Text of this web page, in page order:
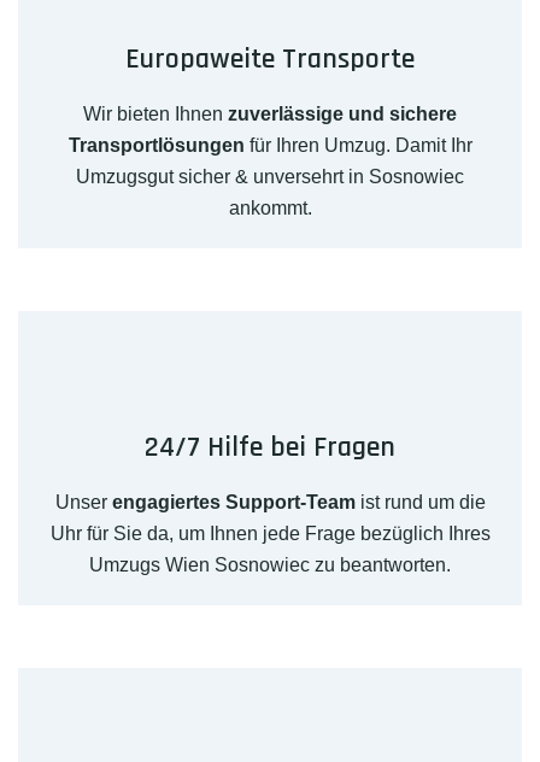
Europaweite Transporte
Wir bieten Ihnen zuverlässige und sichere
Transportlösungen für Ihren Umzug. Damit Ihr
Umzugsgut sicher & unversehrt in Sosnowiec
ankommt.
24/7 Hilfe bei Fragen
Unser engagiertes Support-Teamist rund um die
Uhr für Sie da, um Ihnen jede Frage bezüglich Ihres
Umzugs Wien Sosnowiec zu beantworten.